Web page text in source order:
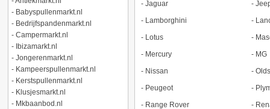
- Babyspullenmarkt.nl
- Bedrijfspandenmarkt.nl
- Campermarkt.nl
- Ibizamarkt.nl
- Jongerenmarkt.nl
- Kampeerspullenmarkt.nl
- Kerstspullenmarkt.nl
- Klusjesmarkt.nl
- Mkbaanbod.nl
- Jaguar -
- Lamborghini -
- Lotus -
- Mercury - MG
- Nissan -
- Peugeot -
- Range Rover -